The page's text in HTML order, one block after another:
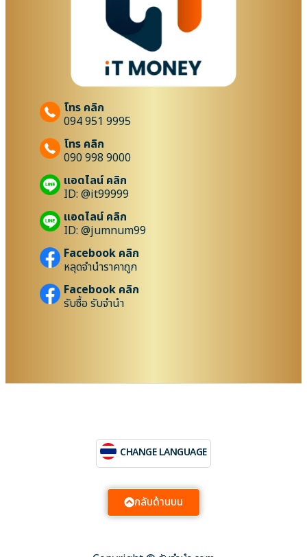
โทร คลิก
094 951 9995
โทร คลิก
090 998 9000
แอดไลน์ คลิก
ID: @it99999
แอดไลน์ คลิก
ID: @jumnum99
Facebook คลิก
หลุดจำนำราคาถูก
Facebook คลิก
รับซื้อ รับจำนำ
CHANGE LANGUAGE
กลับด้านบน